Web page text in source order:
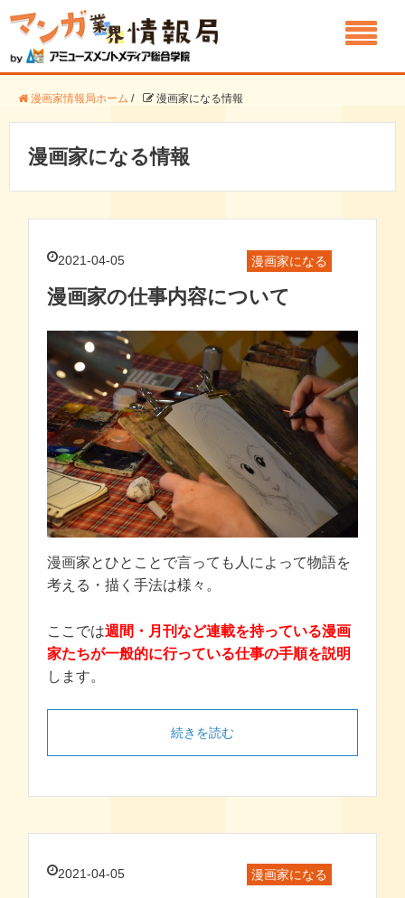
漫画家情報局ホーム / 漫画家になる情報
漫画家になる情報
2021-04-05 漫画家になる
漫画家の仕事内容について
漫画家とひとことで言っても人によって物語を
考える・描く手法は様々。
ここでは週間・月刊など連載を持っている漫画
家たちが一般的に行っている仕事の手順を説明
します。
続きを読む
2021-04-05 漫画家になる